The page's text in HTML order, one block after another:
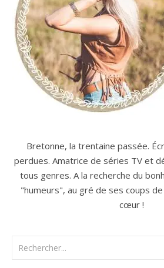
Bretonne, la trentaine passée.
perdues. Amatrice de séries TV et
tous genres. A la recherche du
"humeurs", au gré de ses coups
cœur !